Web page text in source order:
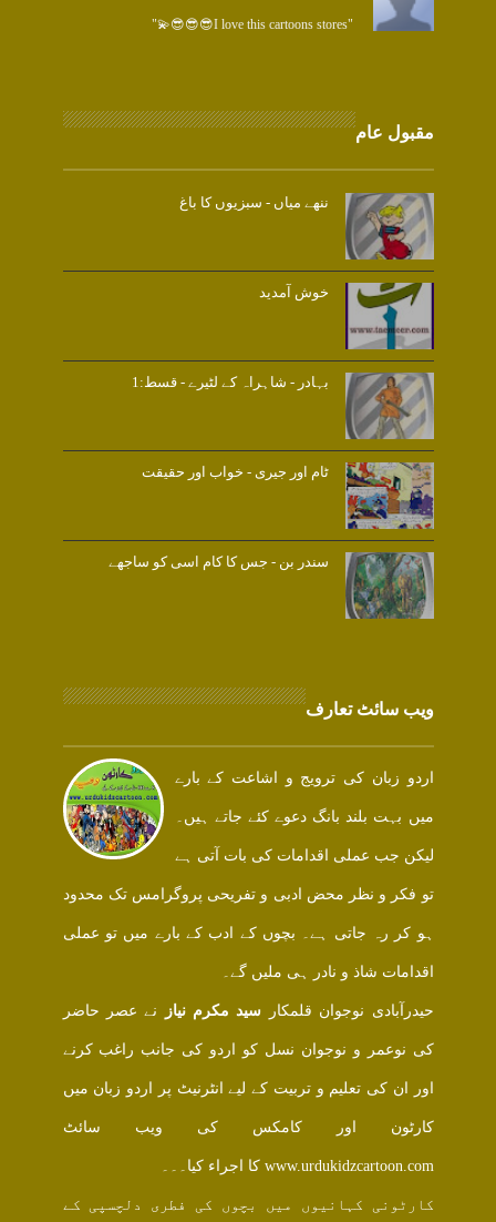
"I love this cartoons stores😎😎😎💫"
مقبول عام
ننھے میاں - سبزیوں کا باغ
خوش آمدید
بہادر - شاہراہ کے لٹیرے - قسط:1
ٹام اور جیری - خواب اور حقیقت
سندر بن - جس کا کام اسی کو ساجھے
ویب سائٹ تعارف
اردو زبان کی ترویج و اشاعت کے بارے
میں بہت بلند بانگ دعوے کئے جاتے ہیں۔
لیکن جب عملی اقدامات کی بات آتی ہے
تو فکر و نظر محض ادبی و تفریحی پروگرامس تک محدود
ہو کر رہ جاتی ہے۔ بچوں کے ادب کے بارے میں تو عملی
اقدامات شاذ و نادر ہی ملیں گے۔
حیدرآبادی نوجوان قلمکار سید مکرم نیاز نے عصر حاضر
کی نوعمر و نوجوان نسل کو اردو کی جانب راغب کرنے
اور ان کی تعلیم و تربیت کے لیے انٹرنیٹ پر اردو زبان میں
کارٹون اور کامکس کی ویب سائٹ
www.urdukidzcartoon.com کا اجراء کیا۔۔۔
کارٹونی کہانیوں میں بچوں کی فطری دلچسپی کے